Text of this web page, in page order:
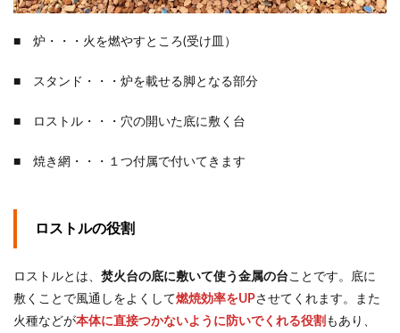
■ 炉・・・火を燃やすところ(受け皿）
■ スタンド・・・炉を載せる脚となる部分
■ ロストル・・・穴の開いた底に敷く台
■ 焼き網・・・１つ付属で付いてきます
ロストルの役割
ロストルとは、 焚火台の底に敷いて使う金属の台ことです。底に
敷くことで風通しをよくして燃焼効率をUPさせてくれます。また
火種などが本体に直接つかないように防いでくれる役割 もあり、